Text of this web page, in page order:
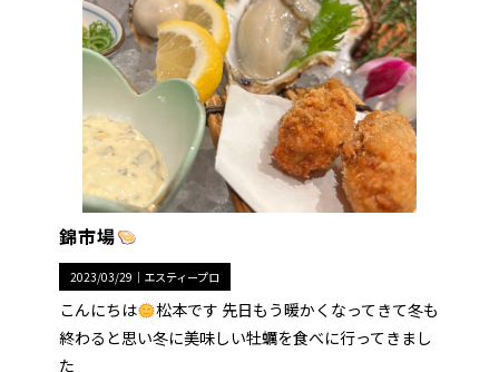
錦市場
2023/03/29｜ エスティープロ
こんにちは
松本です 先日もう暖かくなってきて冬も
終わると思い冬に美味しい牡蠣を食べに行ってきまし
た